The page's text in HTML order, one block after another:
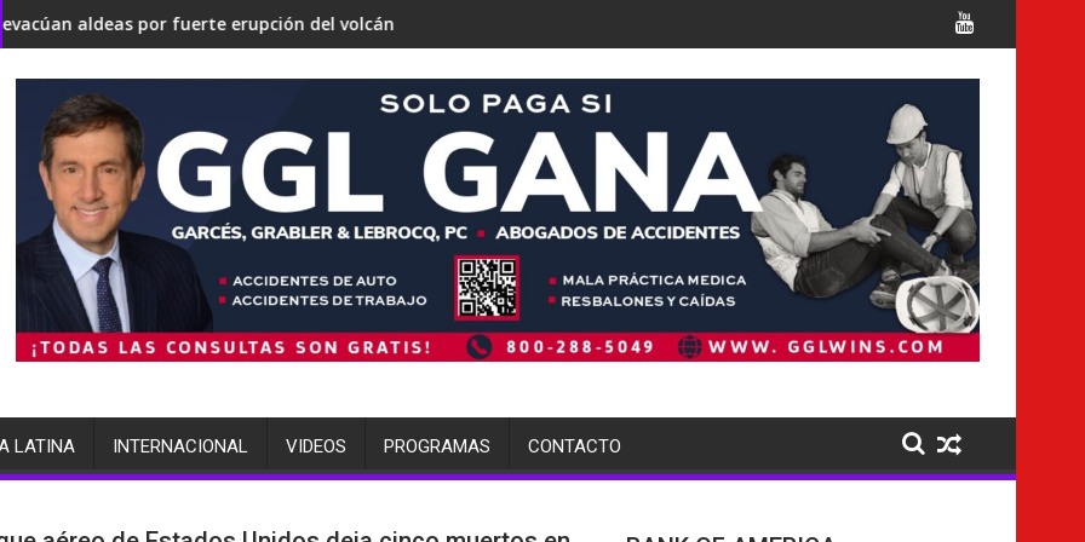
en una 'Gaza silenciosa'
sobre su estrategia nuclear
por fuerte erupción del volcán de Fuegoterminó arrestada por múltiples cargos Italia confirma la muerte de 7 nacionales
LATINA INTERNACIONAL VIDEOS PROGRAMAS CONTACTO